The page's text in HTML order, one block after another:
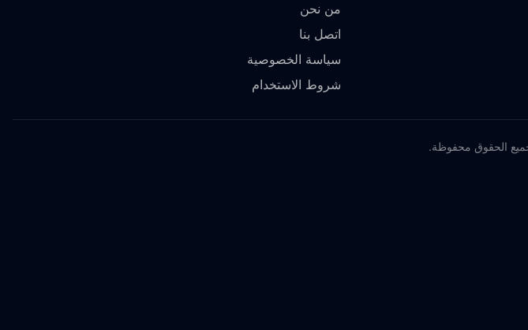
من نحن
اتصل بنا
سياسة الخصوصية
شروط الاستخدام